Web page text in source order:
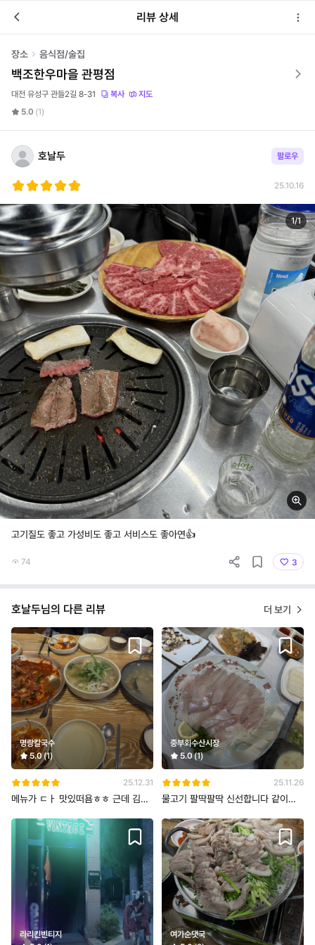
리뷰 상세
장소 음식점/술집
백조한우마을 관평점
대전 유성구 관들2길 8-31 복사
지도
5.0 (1)
호날두 팔로우
25.10.16
1/1
고기질도 좋고 가성비도 좋고 서비스도 좋아연👍
74 3
호날두님의 다른 리뷰 더 보기
명랑칼국수
5.0(1)
25.12.31
메뉴가 ㄷㅏ 맛있떠욤ㅎㅎ 근데 김치
중부회수산시장
5.0 (1)
25.11.26
물고기 팔딱팔딱 신선합니다 같이나
이
라리킨빈티지
여가순댓국